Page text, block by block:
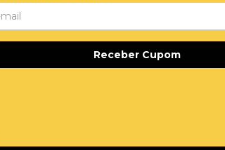
Receber Cupom